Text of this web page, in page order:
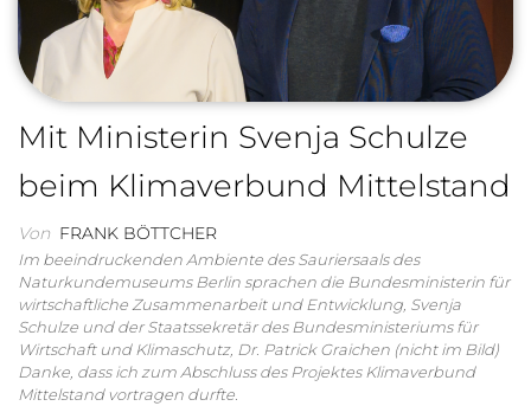
Mit Ministerin Svenja Schulze
beim Klimaverbund Mittelstand
Von FRANK BÖTTCHER
Im beeindruckenden Ambiente des Sauriersaals des
Naturkundemuseums Berlin sprachen die Bundesministerin für
wirtschaftliche Zusammenarbeit und Entwicklung, Svenja
Schulze und der Staatssekretär des Bundesministeriums für
Wirtschaft und Klimaschutz, Dr. Patrick Graichen (nicht im Bild)
Danke, dass ich zum Abschluss des Projektes Klimaverbund
Mittelstand vortragen durfte.